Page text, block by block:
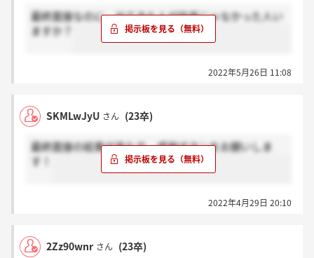
最終面接なのに、出てきた人が役員じゃなかった人い
ますか？
2022年5月26日 11:08
SKMLwJyU さん (23卒)
最終面接の結果が来た方、感謝ボタンをお願いしま
す！
2022年4月29日 20:10
2Zz90wnr さん (23卒)